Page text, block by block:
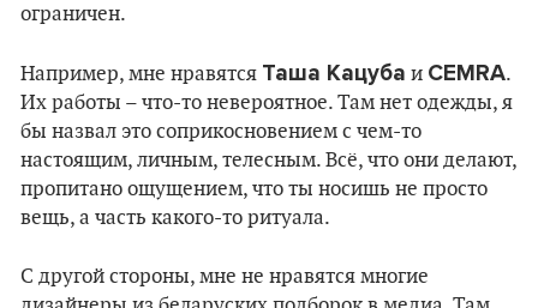
ограничен.
Например, мне нравятся Таша Кацуба и CEMRA.
Их работы – что-то невероятное. Там нет одежды, я
бы назвал это соприкосновением с чем-то
настоящим, личным, телесным. Всё, что они делают,
пропитано ощущением, что ты носишь не просто
вещь, а часть какого-то ритуала.
С другой стороны, мне не нравятся многие